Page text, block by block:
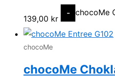
139,00 kr
- chocoMe
chocoMe
chocoMe